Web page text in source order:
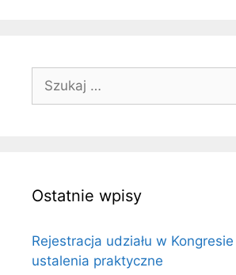
Ostatnie wpisy
Rejestracja udziału w
ustalenia praktyczne